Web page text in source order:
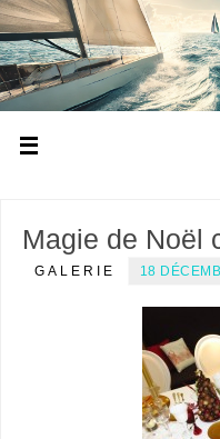
Magie de Noël
GALERIE 18